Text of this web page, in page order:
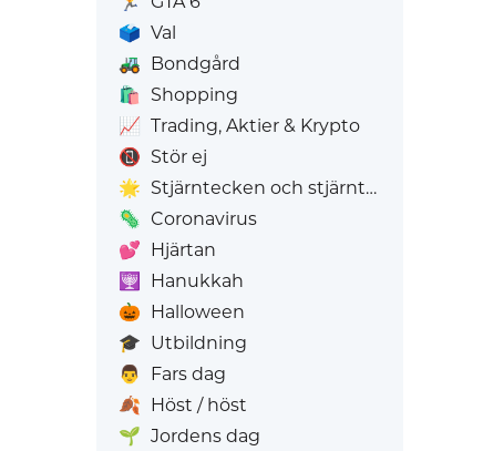
🗳️ Val
🚜 Bondgård
🛍️
Shopping
📈 Trading, Aktier & Krypto
📵 Stör ej
🌟 Stjärntecken och stjärntecken
🦠 Coronavirus
💕 Hjärtan
🕎
Hanukkah
🎃 Halloween
🎓 Utbildning
👨
Fars dag
🍂 Höst / höst
🌱 Jordens dag